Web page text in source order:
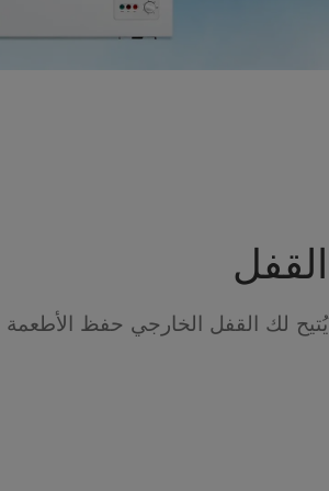
القفل
يُتيح لك القفل الخارجي حفظ الأطعمة